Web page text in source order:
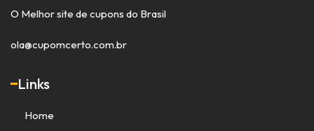
O Melhor site de cupons do Brasil
ola@cupomcerto.com.br
Links
Home